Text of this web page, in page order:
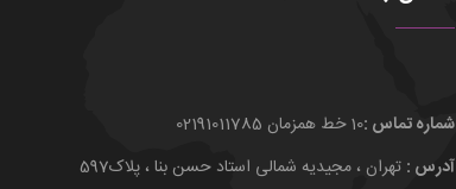
شماره تماس :10 خط همزمان 02191011785
آدرس : تهران ، مجیدیه شمالی استاد حسن بنا ، پلاک597